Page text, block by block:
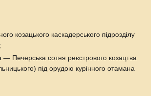
козацького каскадерського підрозділу
Печерська сотня реєстрового козацтва
під орудою курінного отамана